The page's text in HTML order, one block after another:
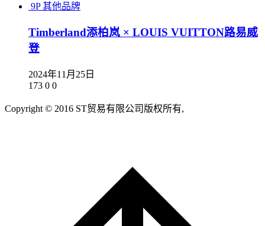
9P 其他品牌
Timberland添柏岚 × LOUIS VUITTON路易威
登
2024年11月25日
173 0 0
Copyright © 2016 ST贸易有限公司版权所有,